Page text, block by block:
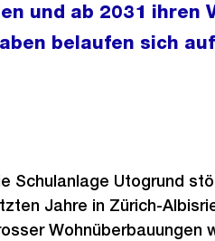
und ab 2031 ihren
belaufen sich
Schulanlage Utogrund
Jahre in Zürich-
Wohnüberbauungen